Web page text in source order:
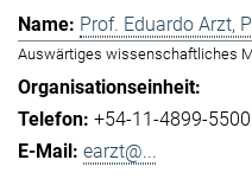
Prof. Eduardo Arzt,
Auswärtiges wissenschaftliches
+54-11-4899-5500
earzt@...